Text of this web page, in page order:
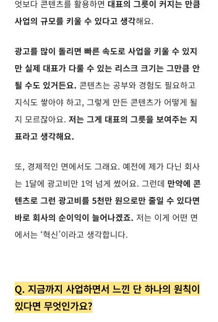
엇보다 콘텐츠를 활용하면 대표의 그릇이 커지는 만큼
사업의 규모를 키울 수 있다고 생각해요.
광고를 많이 돌리면 빠른 속도로 사업을 키울 수 있지
만 실제 대표가 다룰 수 있는 리스크 크기는 그만큼 안
될 수도 있거든요. 콘텐츠는 공부와 경험도 필요하고
지식도 쌓아야 하고, 그렇게 만든 콘텐츠가 어떻게 될
지 모르잖아요. 저는 그게 대표의 그릇을 보여주는 지
표라고 생각해요.
또, 경제적인 면에서도 그래요. 예전에 제가 다닌 회사
는 1달에 광고비만 1억 넘게 썼어요. 그런데 만약에 콘
텐츠로 그런 광고비를 5천만 원으로만 줄일 수 있다면
바로 회사의 순이익이 늘어나겠죠. 저는 이게 어떤 면
에서는 ‘혁신’이라고 생각합니다.
Q. 지금까지 사업하면서 느낀 단 하나의 원칙이
있다면 무엇인가요?